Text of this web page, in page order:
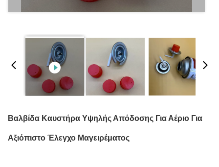
Βαλβίδα Καυστήρα Υψηλής Απόδοσης Για Αέριο Για
Αξιόπιστο Έλεγχο Μαγειρέματος